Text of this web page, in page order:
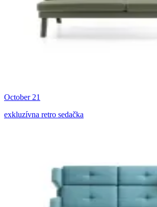
October 21
exkluzívna retro sedačka